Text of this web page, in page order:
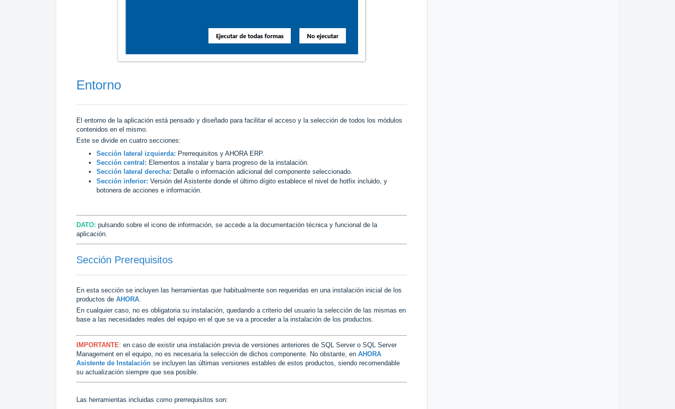
Entorno
El entorno de la aplicación está pensado y diseñado para facilitar el acceso y la selección de todos los módulos
contenidos en el mismo.
Este se divide en cuatro secciones:
Sección lateral izquierda: Prerrequisitos y AHORA ERP.
Sección central: Elementos a instalar y barra progreso de la instalación.
Sección lateral derecha: Detalle o información adicional del componente seleccionado.
Sección inferior: Versión del Asistente donde el último dígito establece el nivel de hotfix incluido, y
botonera de acciones e información.
DATO: pulsando sobre el icono de información, se accede a la documentación técnica y funcional de la
aplicación.
Sección Prerequisitos
En esta sección se incluyen las herramientas que habitualmente son requeridas en una instalación inicial de los
productos de AHORA.
En cualquier caso, no es obligatoria su instalación, quedando a criterio del usuario la selección de las mismas en
base a las necesidades reales del equipo en el que se va a proceder a la instalación de los productos.
IMPORTANTE: en caso de existir una instalación previa de versiones anteriores de SQL Server o SQL Server
Management en el equipo, no es necesaria la selección de dichos componente. No obstante, en AHORA
Asistente de Instalación se incluyen las últimas versiones estables de estos productos, siendo recomendable
su actualización siempre que sea posible.
Las herramientas incluidas como prerrequisitos son: